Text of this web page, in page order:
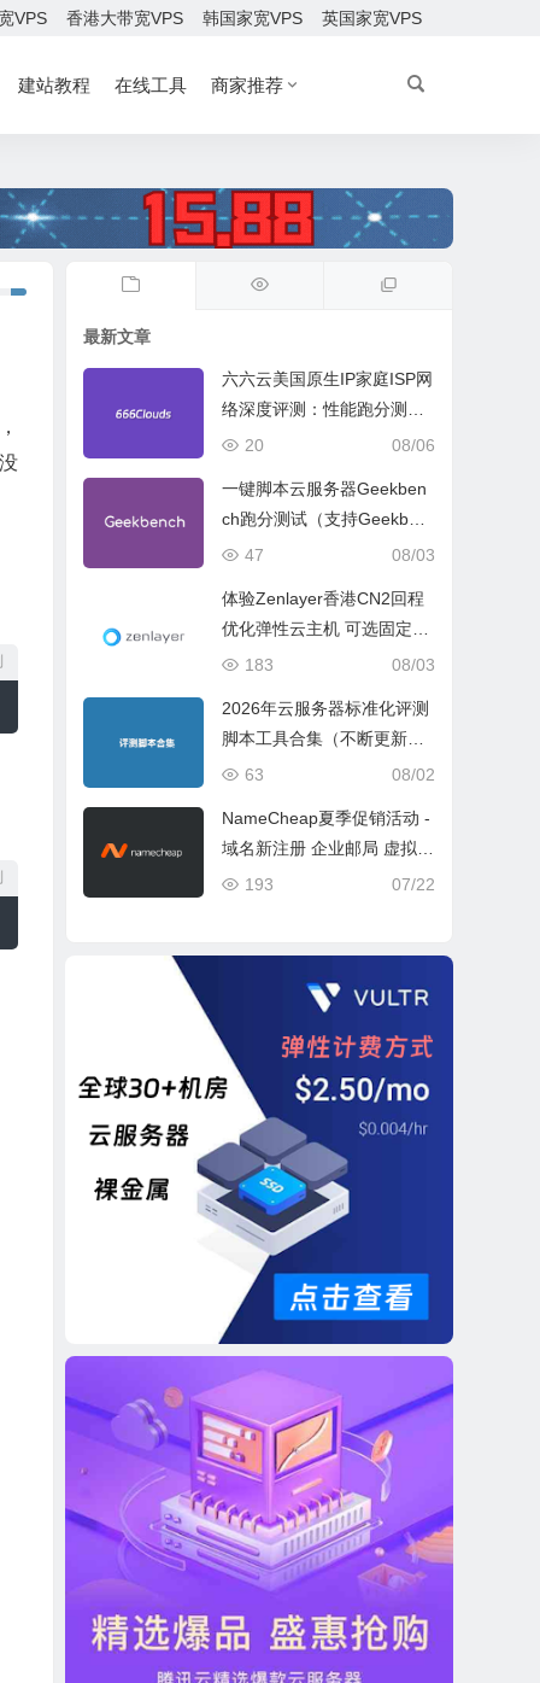
VPS 香港大带宽VPS 韩国家宽VPS 英国家宽VPS
建站教程 在线工具 商家推荐
最新文章
六六云美国原生IP家庭ISP网
络深度评测：性能跑分测
试、网络线路与购买建议08/06
20
一键脚本云服务器Geekben
ch跑分测试（支持Geekben
ch 5 Geekbench 6 Geekbe
08/03
47
体验Zenlayer香港CN2回程
优化弹性云主机 可选固定带
宽或流量模式
08/03
183
2026年云服务器标准化评测
脚本工具合集（不断更新完
善）
08/02
63
NameCheap夏季促销活动 -
域名新注册 企业邮局 虚拟主
机活动盘点
07/22
193